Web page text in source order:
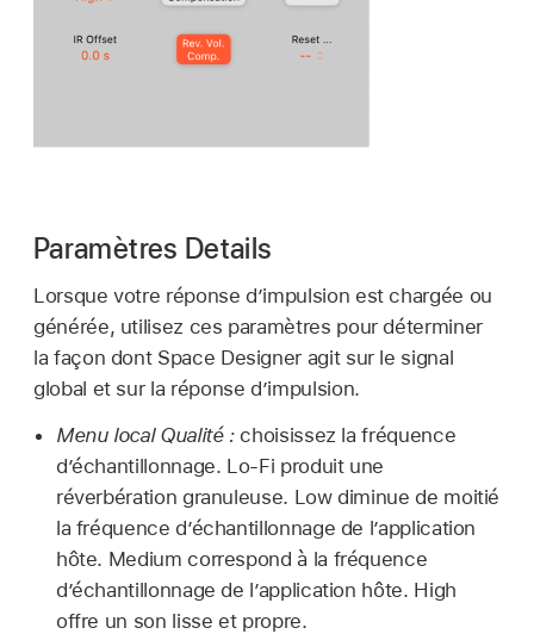
Paramètres Details
Lorsque votre réponse d’impulsion est chargée ou
générée, utilisez ces paramètres pour déterminer
la façon dont Space Designer agit sur le signal
global et sur la réponse d’impulsion.
Menu local Qualité :choisissez la fréquence
d’échantillonnage. Lo-Fi produit une
réverbération granuleuse. Low diminue de moitié
la fréquence d’échantillonnage de l’application
hôte. Medium correspond à la fréquence
d’échantillonnage de l’application hôte. High
offre un son lisse et propre.